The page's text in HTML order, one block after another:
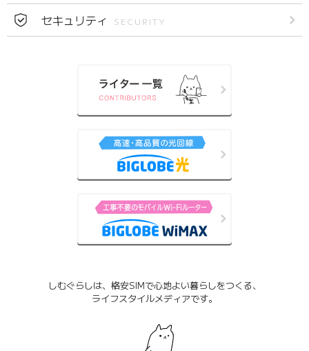
セキュリティ SECURITY
しむぐらしは、格安SIMで心地よい暮らしをつくる、
ライフスタイルメディアです。